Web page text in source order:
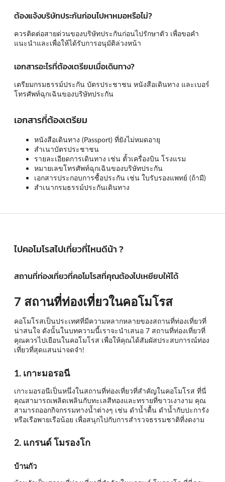
ต้องแจ้งบริษัทประกันก่อนไปหาหมอหรือไม่?
ควรติดต่อสายด่วนของบริษัทประกันก่อนไปรักษาตัว เพื่อขอคำ
แนะนำและเพื่อให้ได้รับการอนุมัติล่วงหน้า
เอกสารอะไรที่ต้องเตรียมเมื่อเดินทาง?
เตรียมกรมธรรม์ประกัน บัตรประชาชน หนังสือเดินทาง และเบอร์
โทรศัพท์ฉุกเฉินของบริษัทประกัน
เอกสารที่ต้องเตรียม
หนังสือเดินทาง (Passport) ที่ยังไม่หมดอายุ
สำเนาบัตรประชาชน
รายละเอียดการเดินทาง เช่น ตั้วเครื่องบิน โรงแรม
หมายเลขโทรศัพท์ฉุกเฉินของบริษัทประกัน
เอกสารประกอบการซื้อประกัน เช่น ใบรับรองแพทย์ (ถ้ามี)
สำเนากรมธรรม์ประกันเดินทาง
ไปคอโมโรสไปเที่ยวที่ไหนดีน้า ?
สถานที่ท่องเที่ยวที่คอโมโรสที่คุณต้องไปเหยียบให้ได้
7 สถานที่ท่องเที่ยวในคอโมโรส
คอโมโรสเป็นประเทศที่มีความหลากหลายของสถานที่ท่องเที่ยวที่
น่าสนใจ ดังนั้นในบทความนี้เราจะนำเสนอ 7 สถานที่ท่องเที่ยวที่
คุณควรไปเยือนในคอโมโรส เพื่อให้คุณได้สัมผัสประสบการณ์ท่อง
เที่ยวที่สุดแสนน่าจดจำ!
1. เกาะมอรอนี
เกาะมอรอนีเป็นหนึ่งในสถานที่ท่องเที่ยวที่สำคัญในคอโมโรส ที่นี่
คุณสามารถเพลิดเพลินกับทะเลสีทองและทรายที่ขาวเงางาม คุณ
สามารถออกกิจกรรมทางน้ำต่างๆ เช่น ดำน้ำตื้น ดำน้ำกับปะการัง
หรือเรือพายเรือน้อย เพื่อสนุกไปกับการสำรวจธรรมชาติที่งดงาม
2. แกรนด์ โมรองโก
บ้านกัว